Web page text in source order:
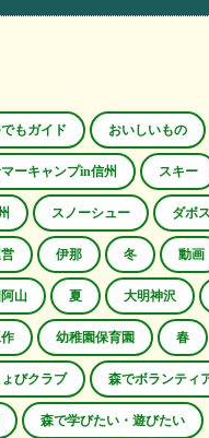
もガイド おいしいもの
ーキャンプin信州 スキー
スノーシュー ダボ
伊那 冬 動画
阿山 夏 大明神沢
幼稚園保育園 春
びクラブ 森でボランティ
森で学びたい・遊びたい